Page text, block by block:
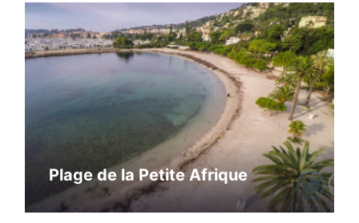
Plage de la Petite Afrique